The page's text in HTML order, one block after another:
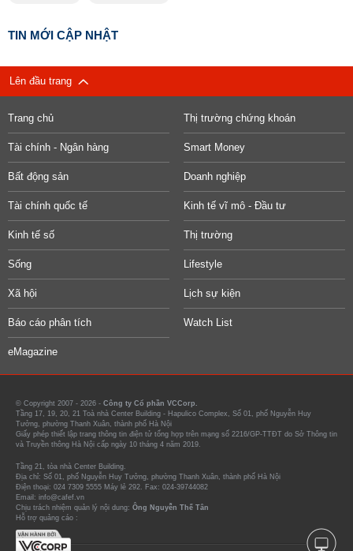
TIN MỚI CẬP NHẬT
Lên đầu trang
Trang chủ Thị trường chứng khoán
Tài chính - Ngân hàng Smart Money
Bất động sản Doanh nghiệp
Tài chính quốc tế Kinh tế vĩ mô - Đầu tư
Kinh tế số Thị trường
Sống Lifestyle
Xã hội Lịch sự kiện
Báo cáo phân tích Watch List
eMagazine
© Copyright 2007 - 2026 - Công ty Cổ phần VCCorp.
Tầng 17, 19, 20, 21 Toà nhà Center Building - Hapulico Complex, Số 01, phố Nguyễn Huy
Tưởng, phường Thanh Xuân, thành phố Hà Nội
Giấy phép thiết lập trang thông tin điện tử tổng hợp trên mạng số 2216/GP-TTĐT do Sở Thông tin
và Truyền thông Hà Nội cấp ngày 10 tháng 4 năm 2019.
Tầng 21, tòa nhà Center Building.
Địa chỉ: Số 01, phố Nguyễn Huy Tưởng, phường Thanh Xuân, thành phố Hà Nội
Điện thoại: 024 7309 5555 Máy lẻ 292. Fax: 024-39744082
Email: info@cafef.vn
Chịu trách nhiệm quản lý nội dung: Ông Nguyễn Thế Tân
Hỗ trợ quảng cáo :